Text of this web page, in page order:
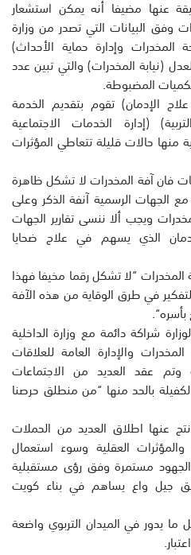
عنها مضيفا أنه يمكن استشعار
وفق البيانات التي تصدر من وزارة
المخدرات وإدارة حماية الأحداث)
(نيابة المخدرات) والتي تبين عدد
المضبوطة.
الإدمان) تقوم بتقديم الخدمة
(إدارة الخدمات الاجتماعية
منها حالات قليلة تتعاطي المؤثرات
فان آفة المخدرات لا تشكل ظاهرة
الجهات الرسمية آنفة الذكر وعلى
ويجب ألا ننسى تقارير الجهات
الذي يسهم في علاج ضحايا
“لا تشكل رقما مخيفا فهذا
في طرق الوقاية من هذه الآفة
شراكة دائمة مع وزارة الداخلية
والإدارة العامة للعلاقات
وتم عقد العديد من الاجتماعات
بالحد منها “من منطلق حرصنا
عنها اطلاق العديد من الحملات
والمؤثرات العقلية وسوء استعمال
الجهود مستمرة وفق رؤى مستقبلية
جيل واع يساهم في بناء كويت
ما يدور في الميدان التربوي واضعة